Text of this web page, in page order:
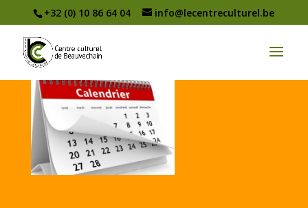
+32 (0) 10 86 64 04 info@lecentreculturel.be